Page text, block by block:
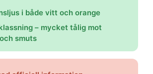
i både vitt och orange
– mycket tålig mot
smuts